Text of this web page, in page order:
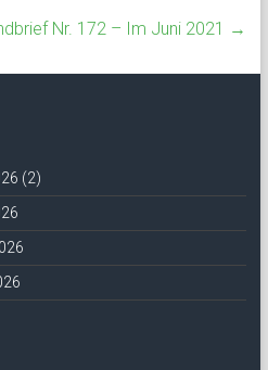
Nr. 172 – Im Juni 2021 →
(2)